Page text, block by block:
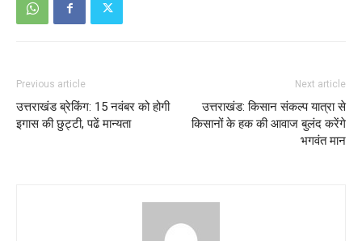
Previous article
उत्तराखंड ब्रेकिंग: 15 नवंबर को होगी
इगास की छुट्टी, पढें मान्यता
Next article
उत्तराखंड: किसान संकल्प यात्रा से
किसानों के हक की आवाज बुलंद करेंगे
भगवंत मान